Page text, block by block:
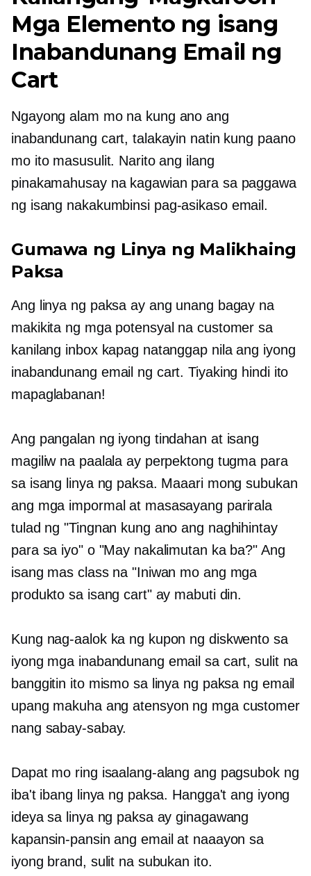
Mga Elemento ng isang
Inabandunang Email ng
Cart
Ngayong alam mo na kung ano ang
inabandunang cart, talakayin natin kung paano
mo ito masusulit. Narito ang ilang
pinakamahusay na kagawian para sa paggawa
ng isang nakakumbinsi pag-asikasoemail.
Gumawa ng Linya ng Malikhaing
Paksa
Ang linya ng paksa ay ang unang bagay na
makikita ng mga potensyal na customer sa
kanilang inbox kapag natanggap nila ang iyong
inabandunang email ng cart. Tiyaking hindi ito
mapaglabanan!
Ang pangalan ng iyong tindahan at isang
magiliw na paalala ay perpektong tugma para
sa isang linya ng paksa. Maaari mong subukan
ang mga impormal at masasayang parirala
tulad ng "Tingnan kung ano ang naghihintay
para sa iyo" o "May nakalimutan ka ba?" Ang
isang mas class na "Iniwan mo ang mga
produkto sa isang cart" ay mabuti din.
Kung nag-aalok ka ng kupon ng diskwento sa
iyong mga inabandunang email sa cart, sulit na
banggitin ito mismo sa linya ng paksa ng email
upang makuha ang atensyon ng mga customer
nang sabay-sabay.
Dapat mo ring isaalang-alang ang pagsubok ng
iba't ibang linya ng paksa. Hangga't ang iyong
ideya sa linya ng paksa ay ginagawang
kapansin-pansin ang email at naaayon sa
iyong brand, sulit na subukan ito.